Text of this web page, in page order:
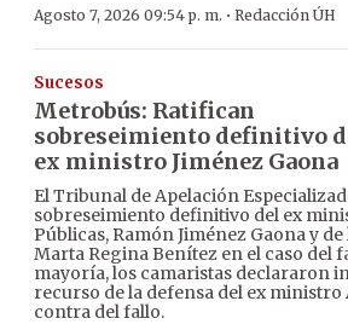
Agosto 7, 2026 09:54 p. m. · Redacción ÚH
Sucesos
Metrobús: Ratifican
sobreseimiento definitivo
ex ministro Jiménez Gaona
El Tribunal de Apelación
sobreseimiento definitivo del ex
Públicas, Ramón Jiménez Gaona y
Marta Regina Benítez en el caso del
mayoría, los camaristas declararon
recurso de la defensa del ex
contra del fallo.